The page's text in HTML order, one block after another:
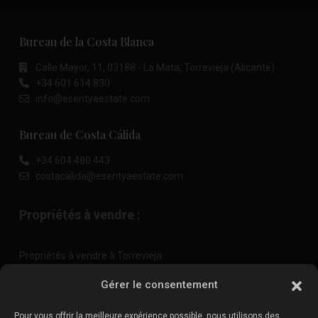
Gérer le consentement
Pour vous offrir la meilleure expérience possible, nous utilisons des
Bureau de la Costa Blanca
Calle Mayor, 11, 03188 - La Mata, Torrevieja (Alicante)
+34 601 614 830
info@esentyaestate.com
Bureau de Costa Cálida
+34 604 480 443
costacalida@esentyaestate.com
Propriétés à vendre :
Propriétés à vendre à Torrevieja